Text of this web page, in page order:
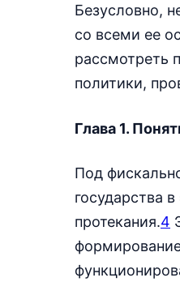
Безусловно,
со всеми ее
рассмотреть
политики,
Глава 1.
Под
государства
протекания.4